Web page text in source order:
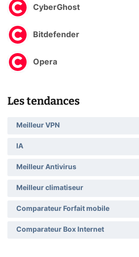
CyberGhost
Bitdefender
Opera
Les tendances
Meilleur VPN
IA
Meilleur Antivirus
Meilleur climatiseur
Comparateur Forfait mobile
Comparateur Box Internet